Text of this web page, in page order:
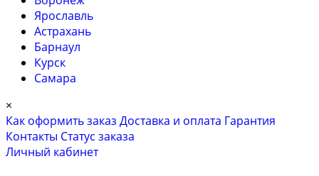
Ярославль
Астрахань
Барнаул
Курск
Самара
×
Как оформить заказ Доставка и оплата Гарантия
Контакты Cтатус заказа
Личный кабинет